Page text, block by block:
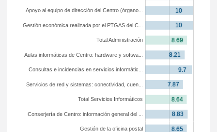
Gestión de la oficina postal
Conserjería de Centro: información general del ...
Total Servicios Informáticos
Servicios de red y sistemas: conectividad, cuen...
Consultas e incidencias en servicios informátic...
Aulas informáticas de Centro: hardware y softwa...
Total Administración
Gestión económica realizada por el PTGAS del C...
Apoyo al equipo de dirección del Centro (órgano...